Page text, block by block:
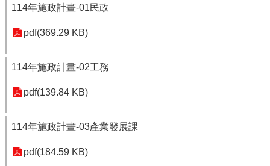
114年施政計畫-01民政
pdf(369.29 KB)
114年施政計畫-02工務
pdf(139.84 KB)
114年施政計畫-03產業發展課
pdf(184.59 KB)